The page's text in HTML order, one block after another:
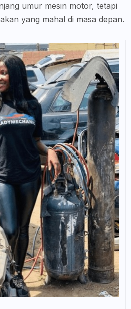
umur mesin motor, tetapi
yang mahal di masa depan.